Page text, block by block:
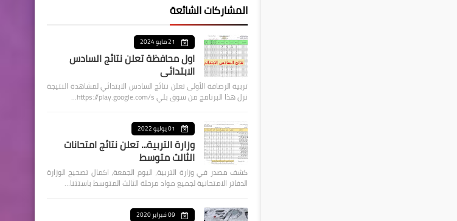
المشاركات الشائعة
21 مايو 2024
اول محافظة تعلن نتائج السادس
الابتدائي
تربية الرصافة الأولى تعلن نتائج السادس الابتدائي لمشاهدة النتيجة
نزل هذا البرنامج من سوق بلي https://play.google.com/s…
01 يوليو 2022
وزارة التربية... تعلن نتائج امتحانات
الثالث متوسط
كشف مصدر في وزارة التربية، اليوم الجمعة، اكمال تصحيح الوزارة
الدفاتر الامتحانية لجميع مواد مرحلة الثالث المتوسط باستثنا…
09 فبراير 2020